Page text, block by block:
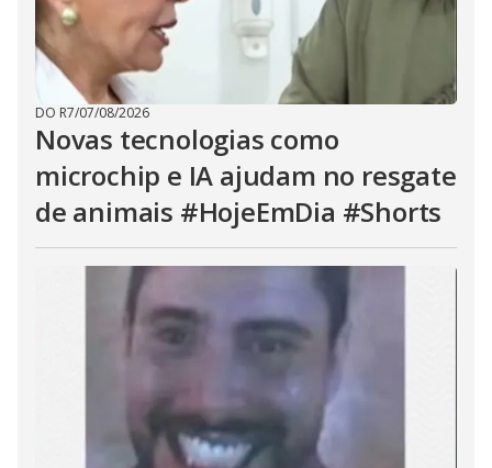
DO R7/07/08/2026
Novas tecnologias como
microchip e IA ajudam no resgate
de animais #HojeEmDia #Shorts